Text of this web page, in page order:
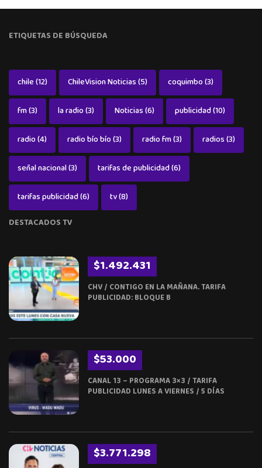
ETIQUETAS DE BÚSQUEDA
chile(12) ChileVision Noticias(5) coquimbo(3)
fm(3) la radio(3) Noticias(6) publicidad(10)
radio(4) radio bío bío(3) radio fm(3) radios(3)
señal nacional(3) tarifas de publicidad(6)
tarifas publicidad(6) tv(8)
DESTACADOS TV
$1.492.431
CHV / CONTIGO EN LA MAÑANA. TARIFA
PUBLICIDAD: BLOQUE B
$53.000
CANAL 13 – PROGRAMA 3×3 / TARIFA
PUBLICIDAD LUNES A VIERNES / 5 DÍAS
$3.771.298